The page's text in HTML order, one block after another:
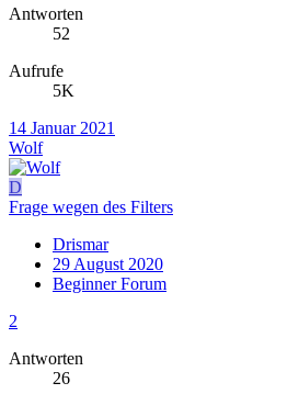
Antworten
52
Aufrufe
5K
14 Januar 2021
Wolf
D
Frage wegen des Filters
Drismar
29 August 2020
Beginner Forum
2
Antworten
26